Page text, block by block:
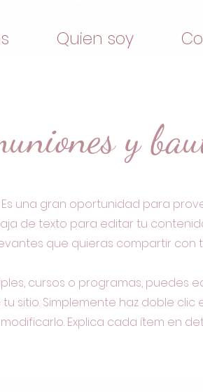
Quien soy
y
Es una gran oportunidad para
de texto para editar tu
que quieras compartir con
cursos o programas, puedes
sitio. Simplemente haz doble clic
Explica cada ítem en